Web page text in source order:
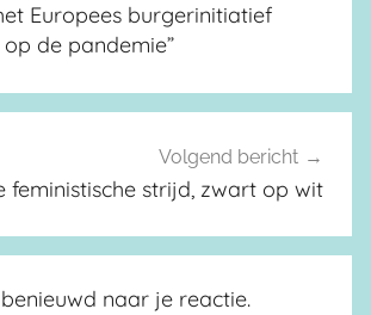
Europees burgerinitiatief
op de pandemie”
Volgend bericht
feministische strijd, zwart op wit
naar je reactie.